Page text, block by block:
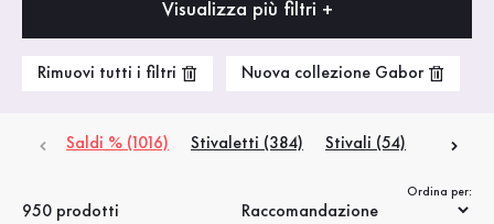
Visualizza più filtri +
Rimuovi tutti i filtri Nuova collezione Gabor
Saldi % (1016) Stivaletti (384) Stivali (54)
950 prodotti
Ordina per: